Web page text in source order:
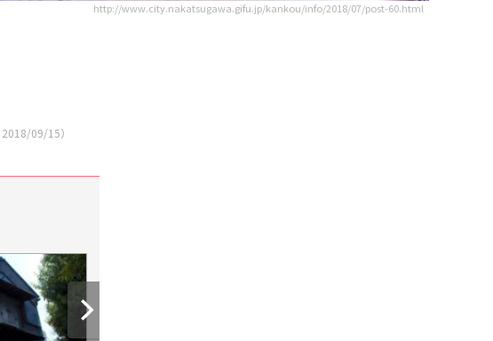
http://www.city.nakatsugawa.gifu.jp/kankou/info/2018/07/post-60.html
2018/09/15）